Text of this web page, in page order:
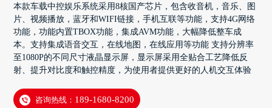
本款车载中控娱乐系统采用8核国产芯片，包含收音机，音乐、图
片、视频播放，蓝牙和WIFI链接，手机互联等功能，支持4G网络
功能，功能内置TBOX功能，集成AVM功能，大幅降低整车成
本。支持集成语音交互，在线地图，在线应用等功能 支持分辨率
至1080P的不同尺寸液晶显示屏，显示屏采用全贴合工艺降低反
射、提升对比度和触控精度，为使用者提供更好的人机交互体验
咨询热线： 189-1680-8200